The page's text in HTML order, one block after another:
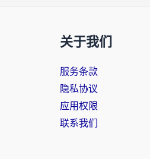
关于我们
服务条款
隐私协议
应用权限
联系我们